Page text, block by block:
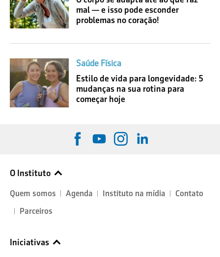
mal — e isso pode esconder
problemas no coração!
Saúde Física
Estilo de vida para longevidade: 5
mudanças na sua rotina para
começar hoje
O Instituto
Quem somos Agenda Instituto na mídia
Contato
Parceiros
Iniciativas